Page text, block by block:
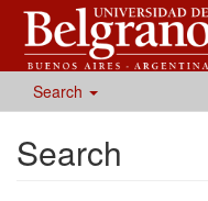
Search
Search